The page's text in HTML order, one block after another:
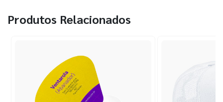
Produtos Relacionados